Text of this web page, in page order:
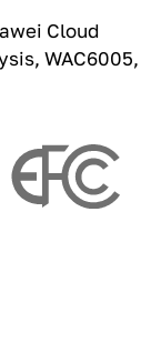
Cloud
WAC6005,